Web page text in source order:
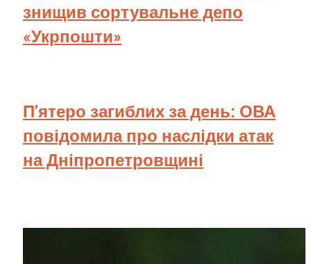
знищив сортувальне депо
«Укрпошти»
П’ятеро загиблих за день: ОВА
повідомила про наслідки атак
на Дніпропетровщині